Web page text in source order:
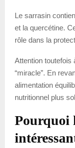
Le sarrasin
et la quercétine.
rôle dans la
Attention toutefois
“miracle”. En
alimentation
nutritionnel plus
Pourquoi